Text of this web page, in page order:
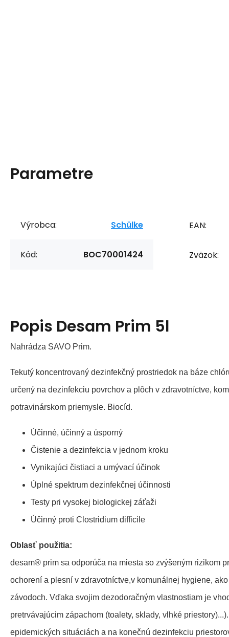
Parametre
Výrobca: Schülke
Kód: BOC70001424
EAN:
Zväzok:
Popis Desam Prim 5l
Nahrádza SAVO Prim.
Tekutý koncentrovaný dezinfekčný prostriedok na báze
určený na dezinfekciu povrchov a plôch v zdravotníctve,
potravinárskom priemysle. Biocíd.
Účinné, účinný a úsporný
Čistenie a dezinfekcia v jednom kroku
Vynikajúci čistiaci a umývací účinok
Úplné spektrum dezinfekčnej účinnosti
Testy pri vysokej biologickej záťaži
Účinný proti Clostridium difficile
Oblasť použitia:
desam® prim sa odporúča na miesta so zvýšeným rizikom
ochorení a plesní v zdravotníctve,v komunálnej hygiene,
závodoch. Vďaka svojim dezodoračným vlastnostiam je
pretrvávajúcim zápachom (toalety, sklady, vlhké
epidemických situáciách a na konečnú dezinfekciu